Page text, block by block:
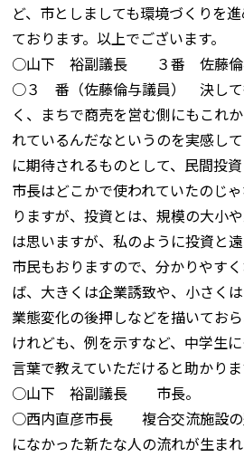
ど、市としましても環境づくりを
ております。以上でございます。
○山下 裕副議長 ３番 佐藤倫
○３ 番（佐藤倫与議員） 決して
く、まちで商売を営む側にもこれ
れているんだなというのを実感し
に期待されるものとして、民間投
市長はどこかで使われていたのじ
りますが、投資とは、規模の大小
は思いますが、私のように投資と
市民もおりますので、分かりやす
ば、大きくは企業誘致や、小さく
業態変化の後押しなどを描いてお
けれども、例を示すなど、中学生
言葉で教えていただけると助かりま
○山下 裕副議長 市長。
○西内直彦市長 複合交流施設の
になかった新たな人の流れが生ま